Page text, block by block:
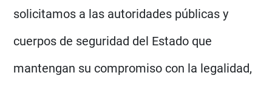
solicitamos a las autoridades públicas y
cuerpos de seguridad del Estado que
mantengan su compromiso con la legalidad,